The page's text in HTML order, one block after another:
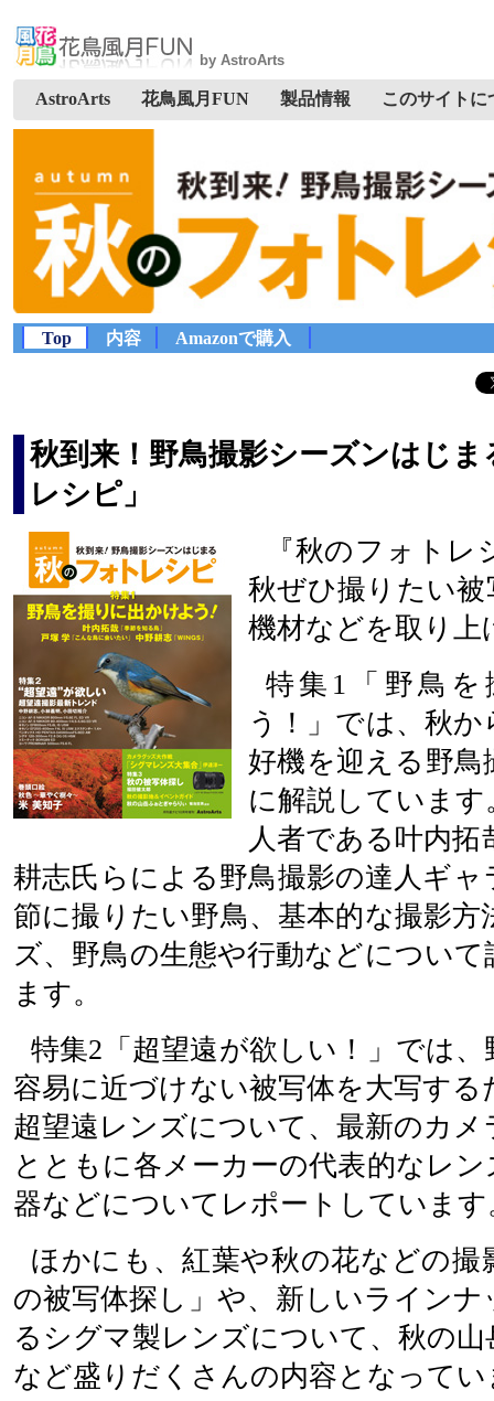
by AstroArts
AstroArts 花鳥風月FUN 製品情報 このサイトに
Top 内容 Amazonで購入
秋到来！野鳥撮影シーズンはじ
レシピ」
『秋のフォト
秋ぜひ撮りたい
機材などを取り上
特集1「野鳥
う！」では、秋
好機を迎える野
に解説していま
人者である叶内拓
耕志氏らによる野鳥撮影の達人ギ
節に撮りたい野鳥、基本的な撮影
ズ、野鳥の生態や行動などについ
ます。
特集2「超望遠が欲しい！」では
容易に近づけない被写体を大写す
超望遠レンズについて、最新のカ
とともに各メーカーの代表的なレ
器などについてレポートしています
ほかにも、紅葉や秋の花などの撮
の被写体探し」や、新しいライン
るシグマ製レンズについて、秋の
など盛りだくさんの内容となってい